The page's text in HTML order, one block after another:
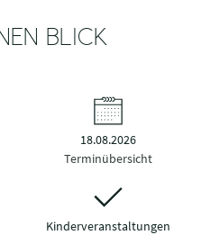
BLICK
18.08.2026
Terminübersicht
Kinderveranstaltungen